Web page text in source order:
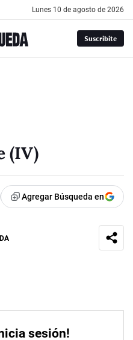
lunes 10 de agosto de 2026
Suscribite
(IV)
Agregar Búsqueda en
sesión!